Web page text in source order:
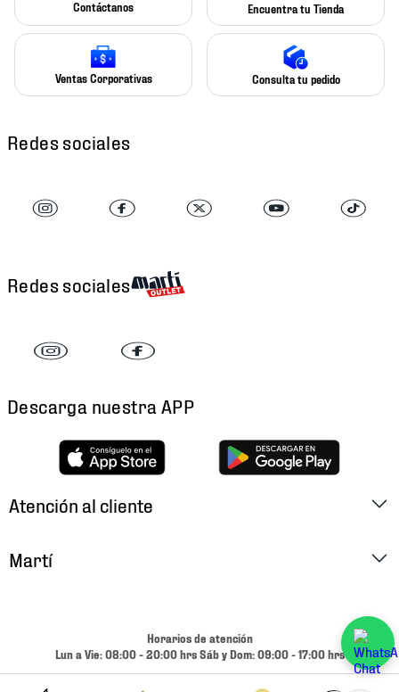
Contáctanos Encuentra tu Tienda
Ventas Corporativas Consulta tu pedido
Redes sociales
Redes sociales
Descarga nuestra APP
Atención al cliente
Cambios y Devoluciones
Contacto
Martí
Horarios de atención
Lun a Vie: 08:00 - 20:00 hrs Sáb y Dom: 09:00 - 17:00 hrs